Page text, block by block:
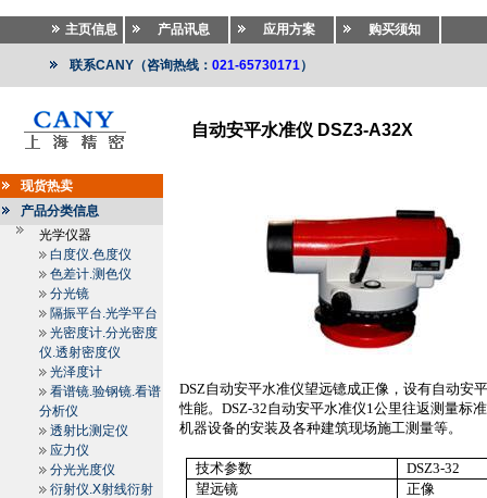
主页信息 产品讯息 应用方案 购买须知
联系CANY（咨询热线： 021-65730171）
自动安平水准仪 DSZ3-A32X
现货热卖
产品分类信息
光学仪器
白度仪.色度仪
色差计.测色仪
分光镜
隔振平台.光学平台
光密度计.分光密度
仪.透射密度仪
光泽度计
看谱镜.验钢镜.看谱
分析仪
透射比测定仪
应力仪
分光光度仪
衍射仪.X射线衍射
DSZ自动安平水准仪望远镱成正像，设有自动安
性能。DSZ-32自动安平水准仪1公里往返测量标
机器设备的安装及各种建筑现场施工测量等。
技术参数
DSZ3-32
望远镜
正像